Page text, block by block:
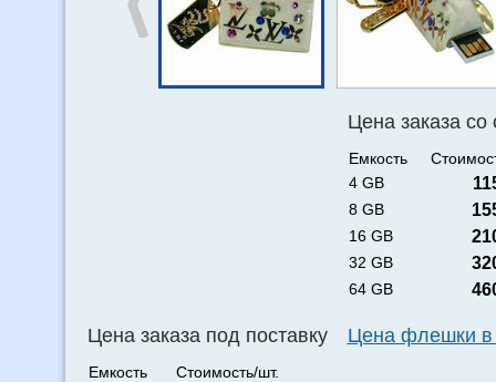
Цена заказа под поставку
Емкость
Стоимость/шт.
Цена заказа со
Емкость
4 GB
8 GB
16 GB
32 GB
64 GB
Цена флешки в